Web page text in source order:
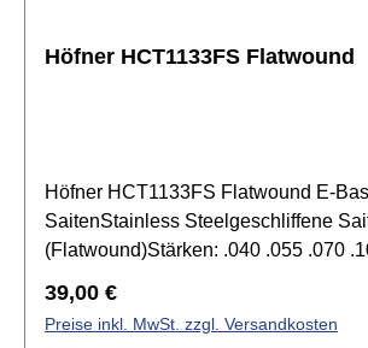
Höfner HCT1133FS Flatwound
Höfner HCT1133FS Flatwound E-
SaitenStainless Steelgeschliffene
(Flatwound)Stärken: .040 .055 .070
meisten Short Scale Bässe mit 762
und für Höfner Verythin HCT500/7-
Regulärer Preis:
39,00 €
Preise inkl. MwSt. zzgl. Versandkosten